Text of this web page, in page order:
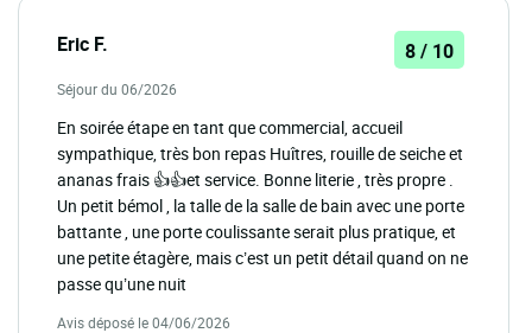
Eric F. 8 / 10
Séjour du 06/2026
En soirée étape en tant que commercial, accueil
sympathique, très bon repas Huîtres, rouille de seiche et
ananas frais 👍👍et service. Bonne literie , très propre .
Un petit bémol , la talle de la salle de bain avec une porte
battante , une porte coulissante serait plus pratique, et
une petite étagère, mais c’est un petit détail quand on ne
passe qu’une nuit
Avis déposé le 04/06/2026